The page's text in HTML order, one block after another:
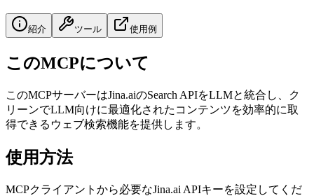
紹介 ツール 使用例
このMCPについて
このMCPサーバーはJina.aiのSearch APIをLLMと統合し、ク
リーンでLLM向けに最適化されたコンテンツを効率的に取
得できるウェブ検索機能を提供します。
使用方法
MCPクライアントから必要なJina.ai APIキーを設定してくだ